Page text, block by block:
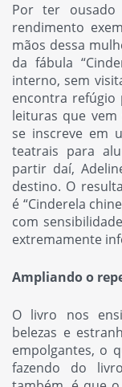
Por ter ousado
rendimento
mãos dessa
da fábula
interno, sem
encontra refúgio
leituras que vem
se inscreve em
teatrais para
partir daí,
destino. O
é “Cinderela
com
extremamente
Ampliando o
O livro nos
belezas e
empolgantes, o
fazendo do